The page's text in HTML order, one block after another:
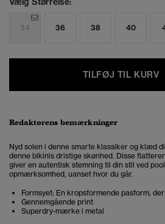
34 36 38 40
TILFØJ TIL KURV
Redaktørens bemærkninger
Nyd solen i denne smarte klassiker og klæd
denne bikinis dristige skønhed. Disse
giver en autentisk stemning til din stil ved
opmærksomhed, uanset hvor du går.
Formsyet: En kropsformende pasform,
Gennemgående print
Superdry-mærke i metal